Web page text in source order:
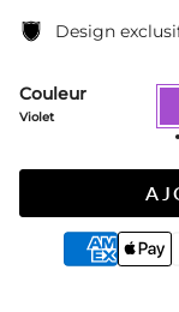
Design
Couleur
Violet